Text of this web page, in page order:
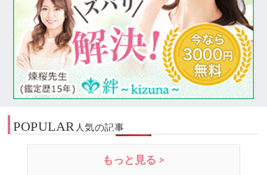
POPULAR 人気の記事
もっと見る >